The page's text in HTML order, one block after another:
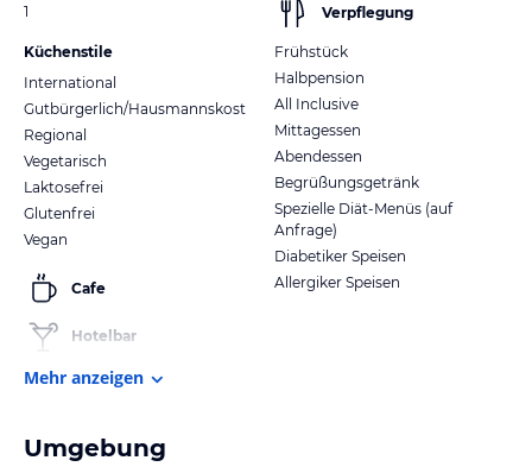
1
Küchenstile
International
Gutbürgerlich/Hausmannskost
Regional
Vegetarisch
Laktosefrei
Glutenfrei
Vegan
Cafe
Hotelbar
Verpflegung
Frühstück
Halbpension
All Inclusive
Mittagessen
Abendessen
Begrüßungsgetränk
Spezielle Diät-Menüs (auf
Anfrage)
Diabetiker Speisen
Allergiker Speisen
Mehr anzeigen
Umgebung